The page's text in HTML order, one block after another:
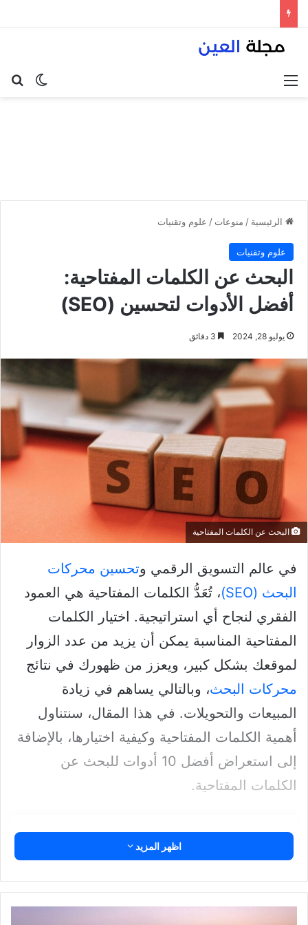
الوضع القائمة
الرئيسية / منوعات / علوم وتقنيات
علوم وتقنيات
البحث عن الكلمات المفتاحية:
أفضل الأدوات لتحسين (SEO)
يوليو 28, 2024
البحث عن الكلمات المفتاحية
في عالم التسويق الرقمي وتحسين محركات
البحث (SEO)
، تُعَدُّ الكلمات المفتاحية هي العمود
الفقري لنجاح أي استراتيجية. اختيار الكلمات
المفتاحية المناسبة يمكن أن يزيد من عدد الزوار
لموقعك بشكل كبير، ويعزز من ظهورك في نتائج
محركات البحث، وبالتالي يساهم في زيادة
المبيعات والتحويلات. في هذا المقال، سنتناول
أهمية الكلمات المفتاحية وكيفية اختيارها، بالإضافة
إلى استعراض أفضل 10 أدوات للبحث عن
الكلمات المفتاحية.
أهمية الكلمات المفتاحية لتحسين
محركات البحث (SEO)
اظهر المزيد